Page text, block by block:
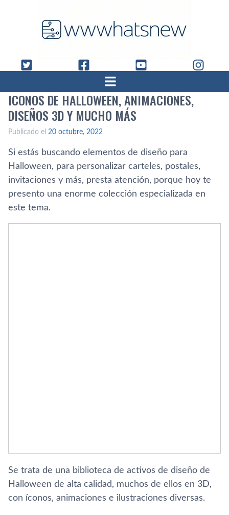
ICONOS DE HALLOWEEN, ANIMACIONES,
DISEÑOS 3D Y MUCHO MÁS
Publicado el 20 octubre, 2022
Si estás buscando elementos de diseño para
Halloween, para personalizar carteles, postales,
invitaciones y más, presta atención, porque hoy te
presento una enorme colección especializada en
este tema.
Se trata de una biblioteca de activos de diseño de
Halloween de alta calidad, muchos de ellos en 3D,
con íconos, animaciones e ilustraciones diversas.